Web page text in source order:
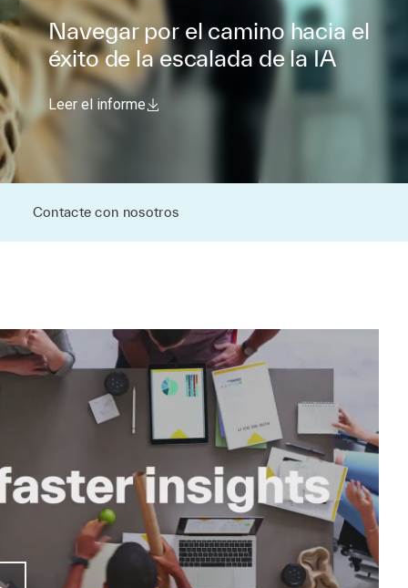
Navegar por el camino hacia el
éxito de la escalada de la IA
Leer el informe
Contacte con nosotros